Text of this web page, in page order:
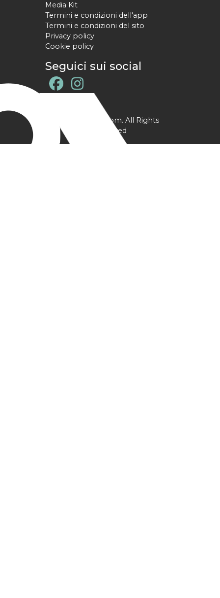
Media Kit
Termini e condizioni dell'app
Termini e condizioni del sito
Privacy policy
Cookie policy
Seguici sui social
@ YPtrainer.com. All Rights
Reserved